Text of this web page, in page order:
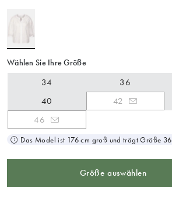
Wählen Sie Ihre Größe
34 36
40
42
46
Das Model ist 176 cm groß und trägt Größe 36.
Größe auswählen